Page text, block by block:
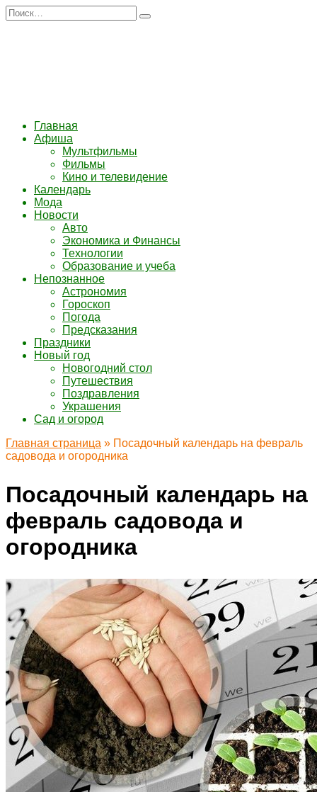
Перейти
к
Search
for:
Главная
Афиша
Мультфильмы
Фильмы
Кино и телевидение
Календарь
Мода
Новости
Авто
Экономика и Финансы
Технологии
Образование и учеба
Непознанное
Астрономия
Гороскоп
Погода
Предсказания
Праздники
Новый год
Новогодний стол
Путешествия
Поздравления
Украшения
Сад и огород
Главная страница » Посадочный календарь на февраль
садовода и огородника
Посадочный календарь на
февраль садовода и
огородника